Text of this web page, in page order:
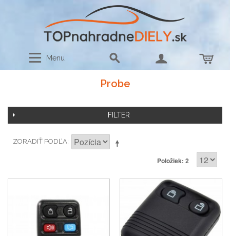
Menu
Probe
FILTER
ZORADIŤ PODĽA
Položiek: 2